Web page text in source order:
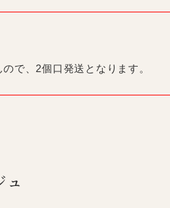
で、2個口発送となります。
ュ